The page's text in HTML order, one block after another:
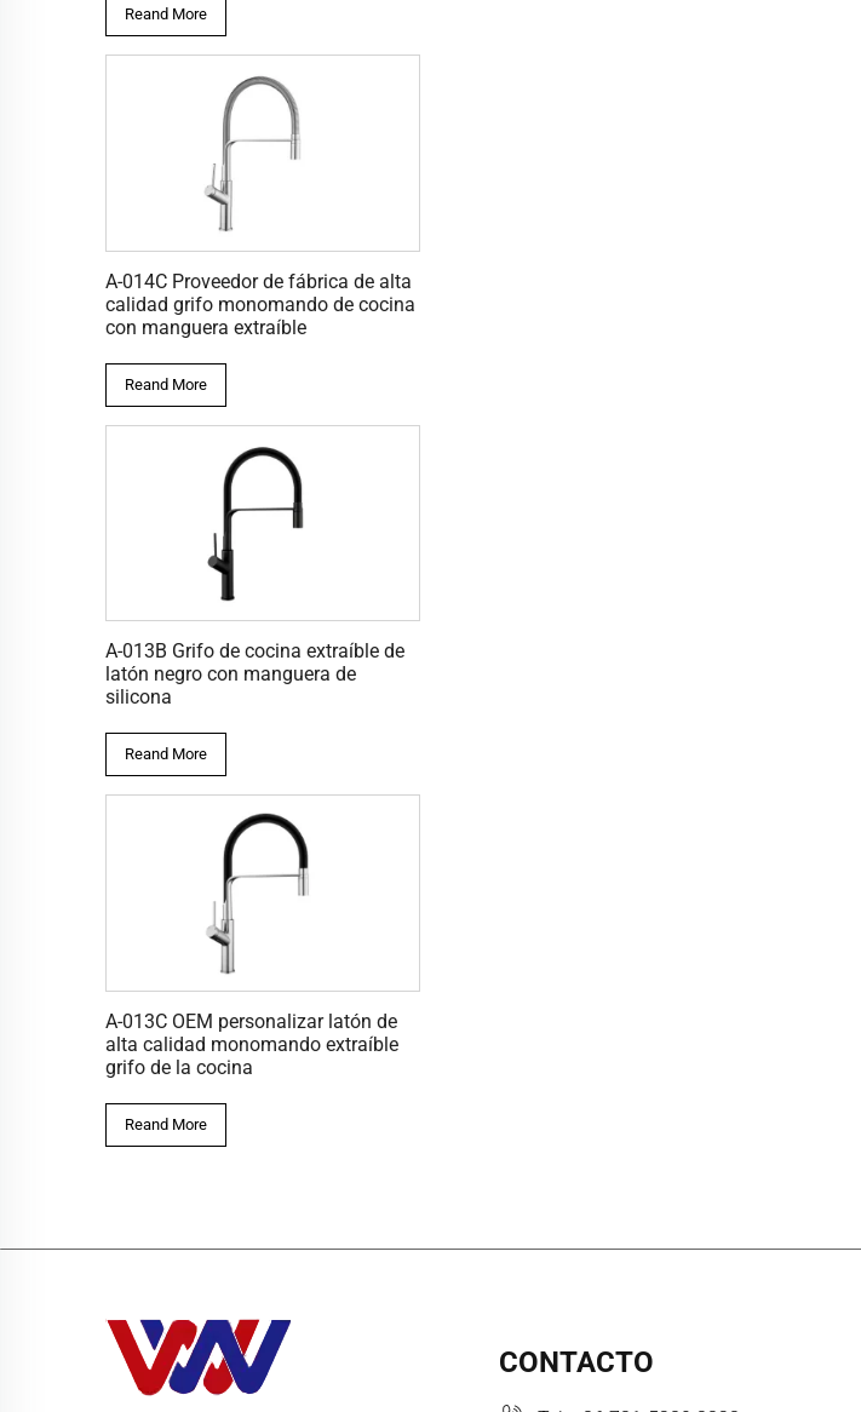
Reand More
A-014C Proveedor de fábrica de alta
calidad grifo monomando de cocina
con manguera extraíble
Reand More
A-013B Grifo de cocina extraíble de
latón negro con manguera de
silicona
Reand More
A-013C OEM personalizar latón de
alta calidad monomando extraíble
grifo de la cocina
Reand More
CONTACTO